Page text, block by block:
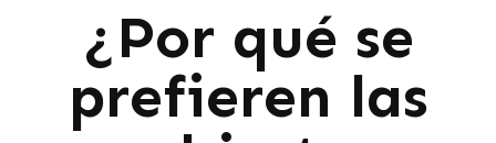
¿Por qué se
prefieren las